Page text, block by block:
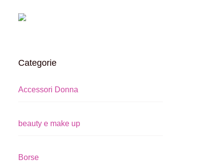
Categorie
Accessori Donna
beauty e make up
Borse